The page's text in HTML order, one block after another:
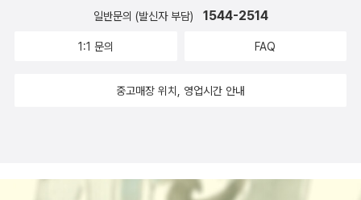
해온 역사”의 필자들은 공적 기록의 틈새에서 새어 나온 여성들의 목
시기 일제가 공창을 도입해 성매매 여성을 관리해온 역사를 살펴본
‘유곽’에 성을 파는 여성을 모아 관리하는 제도다. 공창에 등록하지 않
주)’을 시도하거나 ‘동맹파업’에 나섰다. 성병을 관리하고 사회의 풍
옆에 또 한무더기...) 달력이나 사진이나 기타 등등 한번씩 눈길 주고
야 하고... 예전에 하이드님 서재에서 보고 바로 질러버린 스누피 스탑
까?' 하고 건넨 고래 스티커, 어디 붙일 데가 없어 그냥 꽂아두고. 휘
도 있는데 ㅎㅎ 문진만 있겠나. 아무튼 공간 만든 것으로 만족. 며칠이
일반문의 (발신자 부담) 1544-2514
1:1 문의 FAQ
중고매장 위치, 영업시간 안내